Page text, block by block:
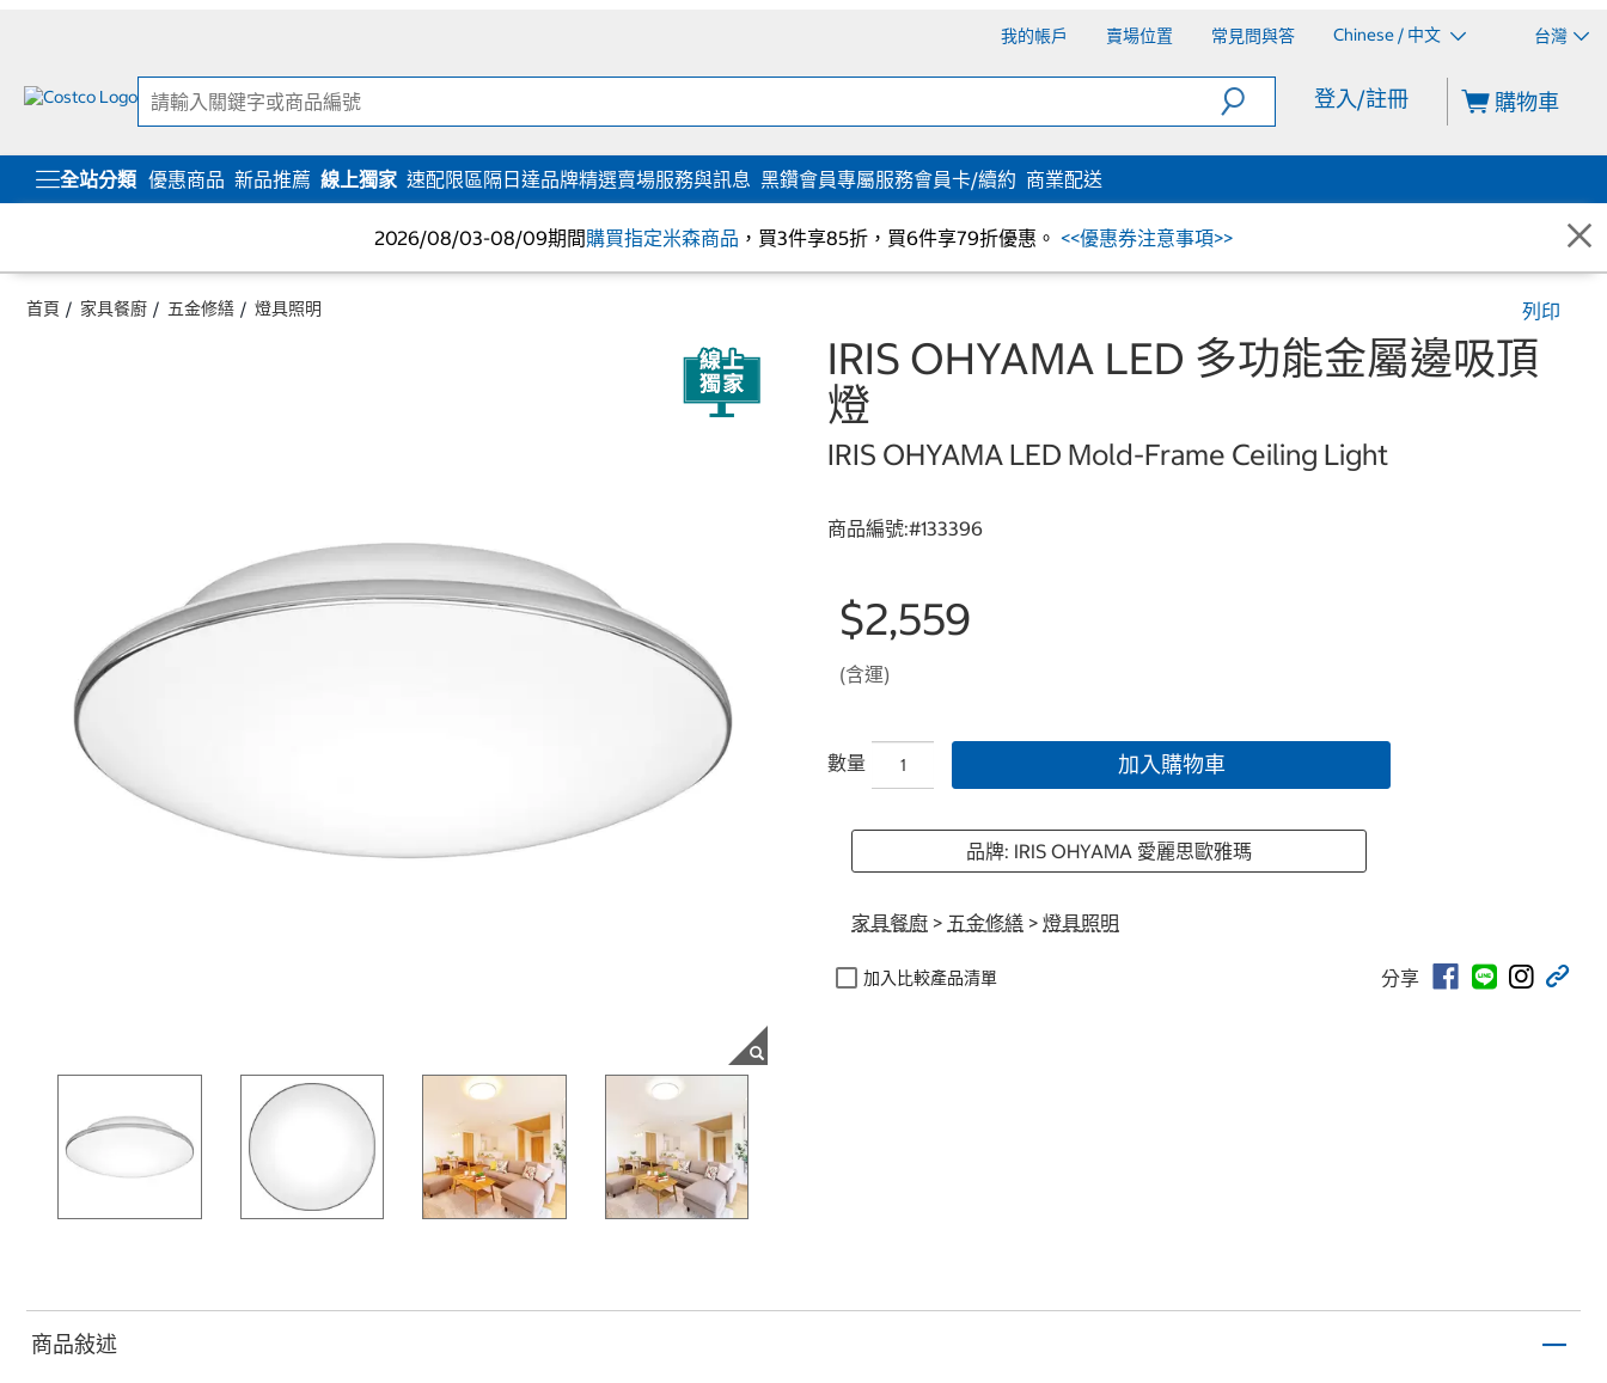
我的帳戶 賣場位置 常見問與答 Chinese / 中文 台灣
登入/註冊 購物車
全站分類 優惠商品 新品推薦 線上獨家 速配限區隔日達品牌精選賣場服務與訊息 黑鑽會員專屬服務會員卡/續約 商業配送
2026/08/03-08/09期間購買指定米森商品 ，買3件享85折，買6件享79折優惠。 <<優惠券注意事項>>
首頁 家具餐廚 五金修繕 燈具照明 列印
IRIS OHYAMA LED 多功能金屬邊吸頂
燈
IRIS OHYAMA LED Mold-Frame Ceiling Light
商品編號:#133396
$2,559
(含運)
數量 加入購物車
品牌: IRIS OHYAMA 愛麗思歐雅瑪
家具餐廚 > 五金修繕 > 燈具照明
加入比較產品清單 分享
商品敍述